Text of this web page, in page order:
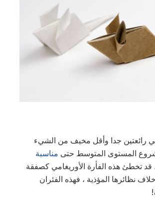
رائعتين جدا وأقل مخيف من الشيء
المستوى المتوسط ​​حتى مناسبة
قد تخطئ هذه الفأرة الأوريغامي كصفقة
نظائرها المؤذية ، فهذه الفئران